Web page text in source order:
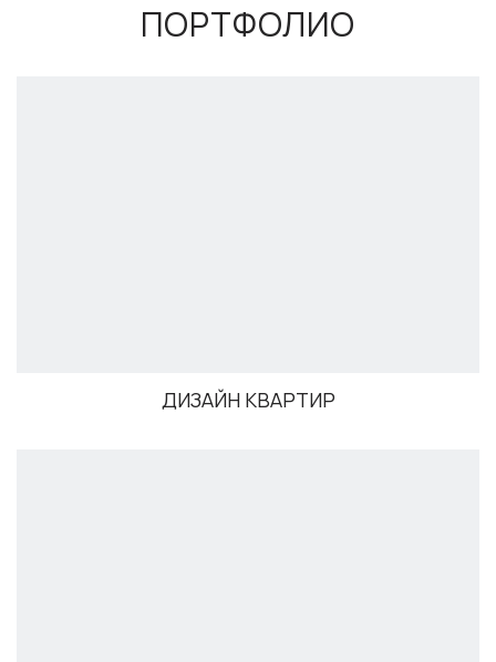
ПОРТФОЛИО
ДИЗАЙН КВАРТИР